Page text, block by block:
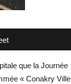
que la Journée
« Conakry Ville